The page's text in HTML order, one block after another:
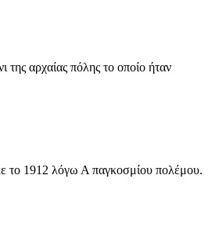
της αρχαίας πόλης το οποίο ήταν
το 1912 λόγω Α παγκοσμίου πολέμου.